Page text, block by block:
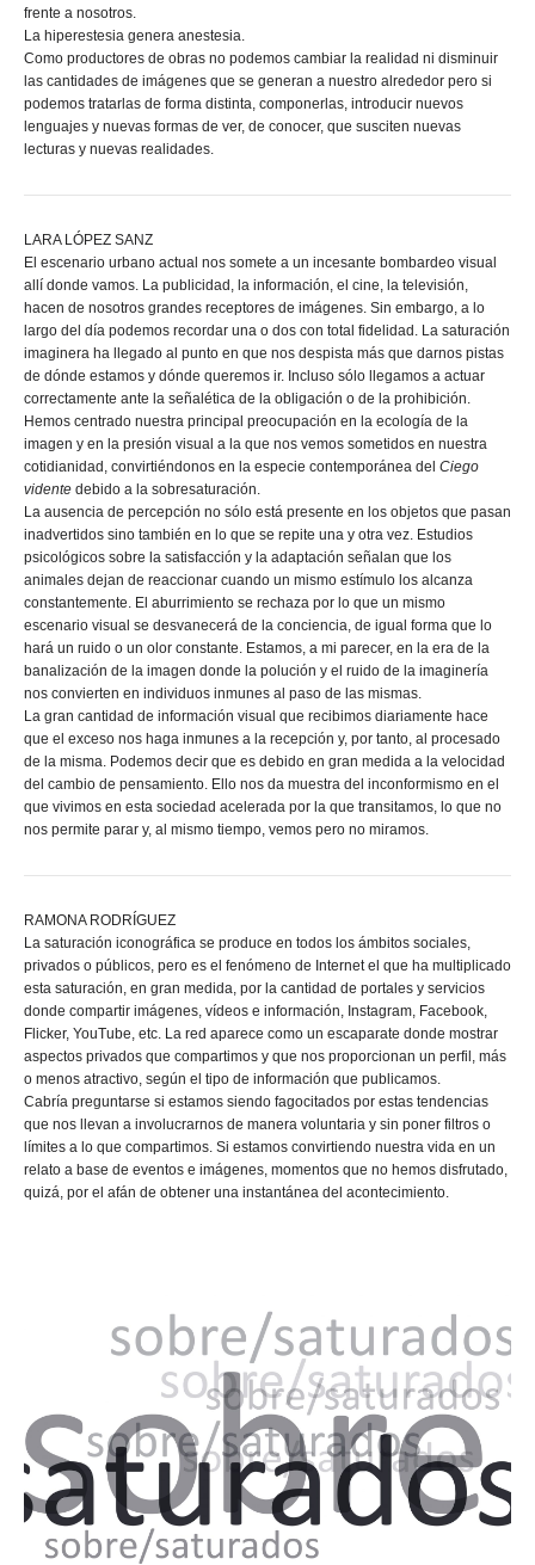
frente a nosotros.
La hiperestesia genera anestesia.
Como productores de obras no podemos cambiar la realidad ni disminuir
las cantidades de imágenes que se generan a nuestro alrededor pero si
podemos tratarlas de forma distinta, componerlas, introducir nuevos
lenguajes y nuevas formas de ver, de conocer, que susciten nuevas
lecturas y nuevas realidades.
LARA LÓPEZ SANZ
El escenario urbano actual nos somete a un incesante bombardeo visual
allí donde vamos. La publicidad, la información, el cine, la televisión,
hacen de nosotros grandes receptores de imágenes. Sin embargo, a lo
largo del día podemos recordar una o dos con total fidelidad. La saturación
imaginera ha llegado al punto en que nos despista más que darnos pistas
de dónde estamos y dónde queremos ir. Incluso sólo llegamos a actuar
correctamente ante la señalética de la obligación o de la prohibición.
Hemos centrado nuestra principal preocupación en la ecología de la
imagen y en la presión visual a la que nos vemos sometidos en nuestra
cotidianidad, convirtiéndonos en la especie contemporánea del Ciego
vidente debido a la sobresaturación.
La ausencia de percepción no sólo está presente en los objetos que pasan
inadvertidos sino también en lo que se repite una y otra vez. Estudios
psicológicos sobre la satisfacción y la adaptación señalan que los
animales dejan de reaccionar cuando un mismo estímulo los alcanza
constantemente. El aburrimiento se rechaza por lo que un mismo
escenario visual se desvanecerá de la conciencia, de igual forma que lo
hará un ruido o un olor constante. Estamos, a mi parecer, en la era de la
banalización de la imagen donde la polución y el ruido de la imaginería
nos convierten en individuos inmunes al paso de las mismas.
La gran cantidad de información visual que recibimos diariamente hace
que el exceso nos haga inmunes a la recepción y, por tanto, al procesado
de la misma. Podemos decir que es debido en gran medida a la velocidad
del cambio de pensamiento. Ello nos da muestra del inconformismo en el
que vivimos en esta sociedad acelerada por la que transitamos, lo que no
nos permite parar y, al mismo tiempo, vemos pero no miramos.
RAMONA RODRÍGUEZ
La saturación iconográfica se produce en todos los ámbitos sociales,
privados o públicos, pero es el fenómeno de Internet el que ha multiplicado
esta saturación, en gran medida, por la cantidad de portales y servicios
donde compartir imágenes, vídeos e información, Instagram, Facebook,
Flicker, YouTube, etc. La red aparece como un escaparate donde mostrar
aspectos privados que compartimos y que nos proporcionan un perfil, más
o menos atractivo, según el tipo de información que publicamos.
Cabría preguntarse si estamos siendo fagocitados por estas tendencias
que nos llevan a involucrarnos de manera voluntaria y sin poner filtros o
límites a lo que compartimos. Si estamos convirtiendo nuestra vida en un
relato a base de eventos e imágenes, momentos que no hemos disfrutado,
quizá, por el afán de obtener una instantánea del acontecimiento.